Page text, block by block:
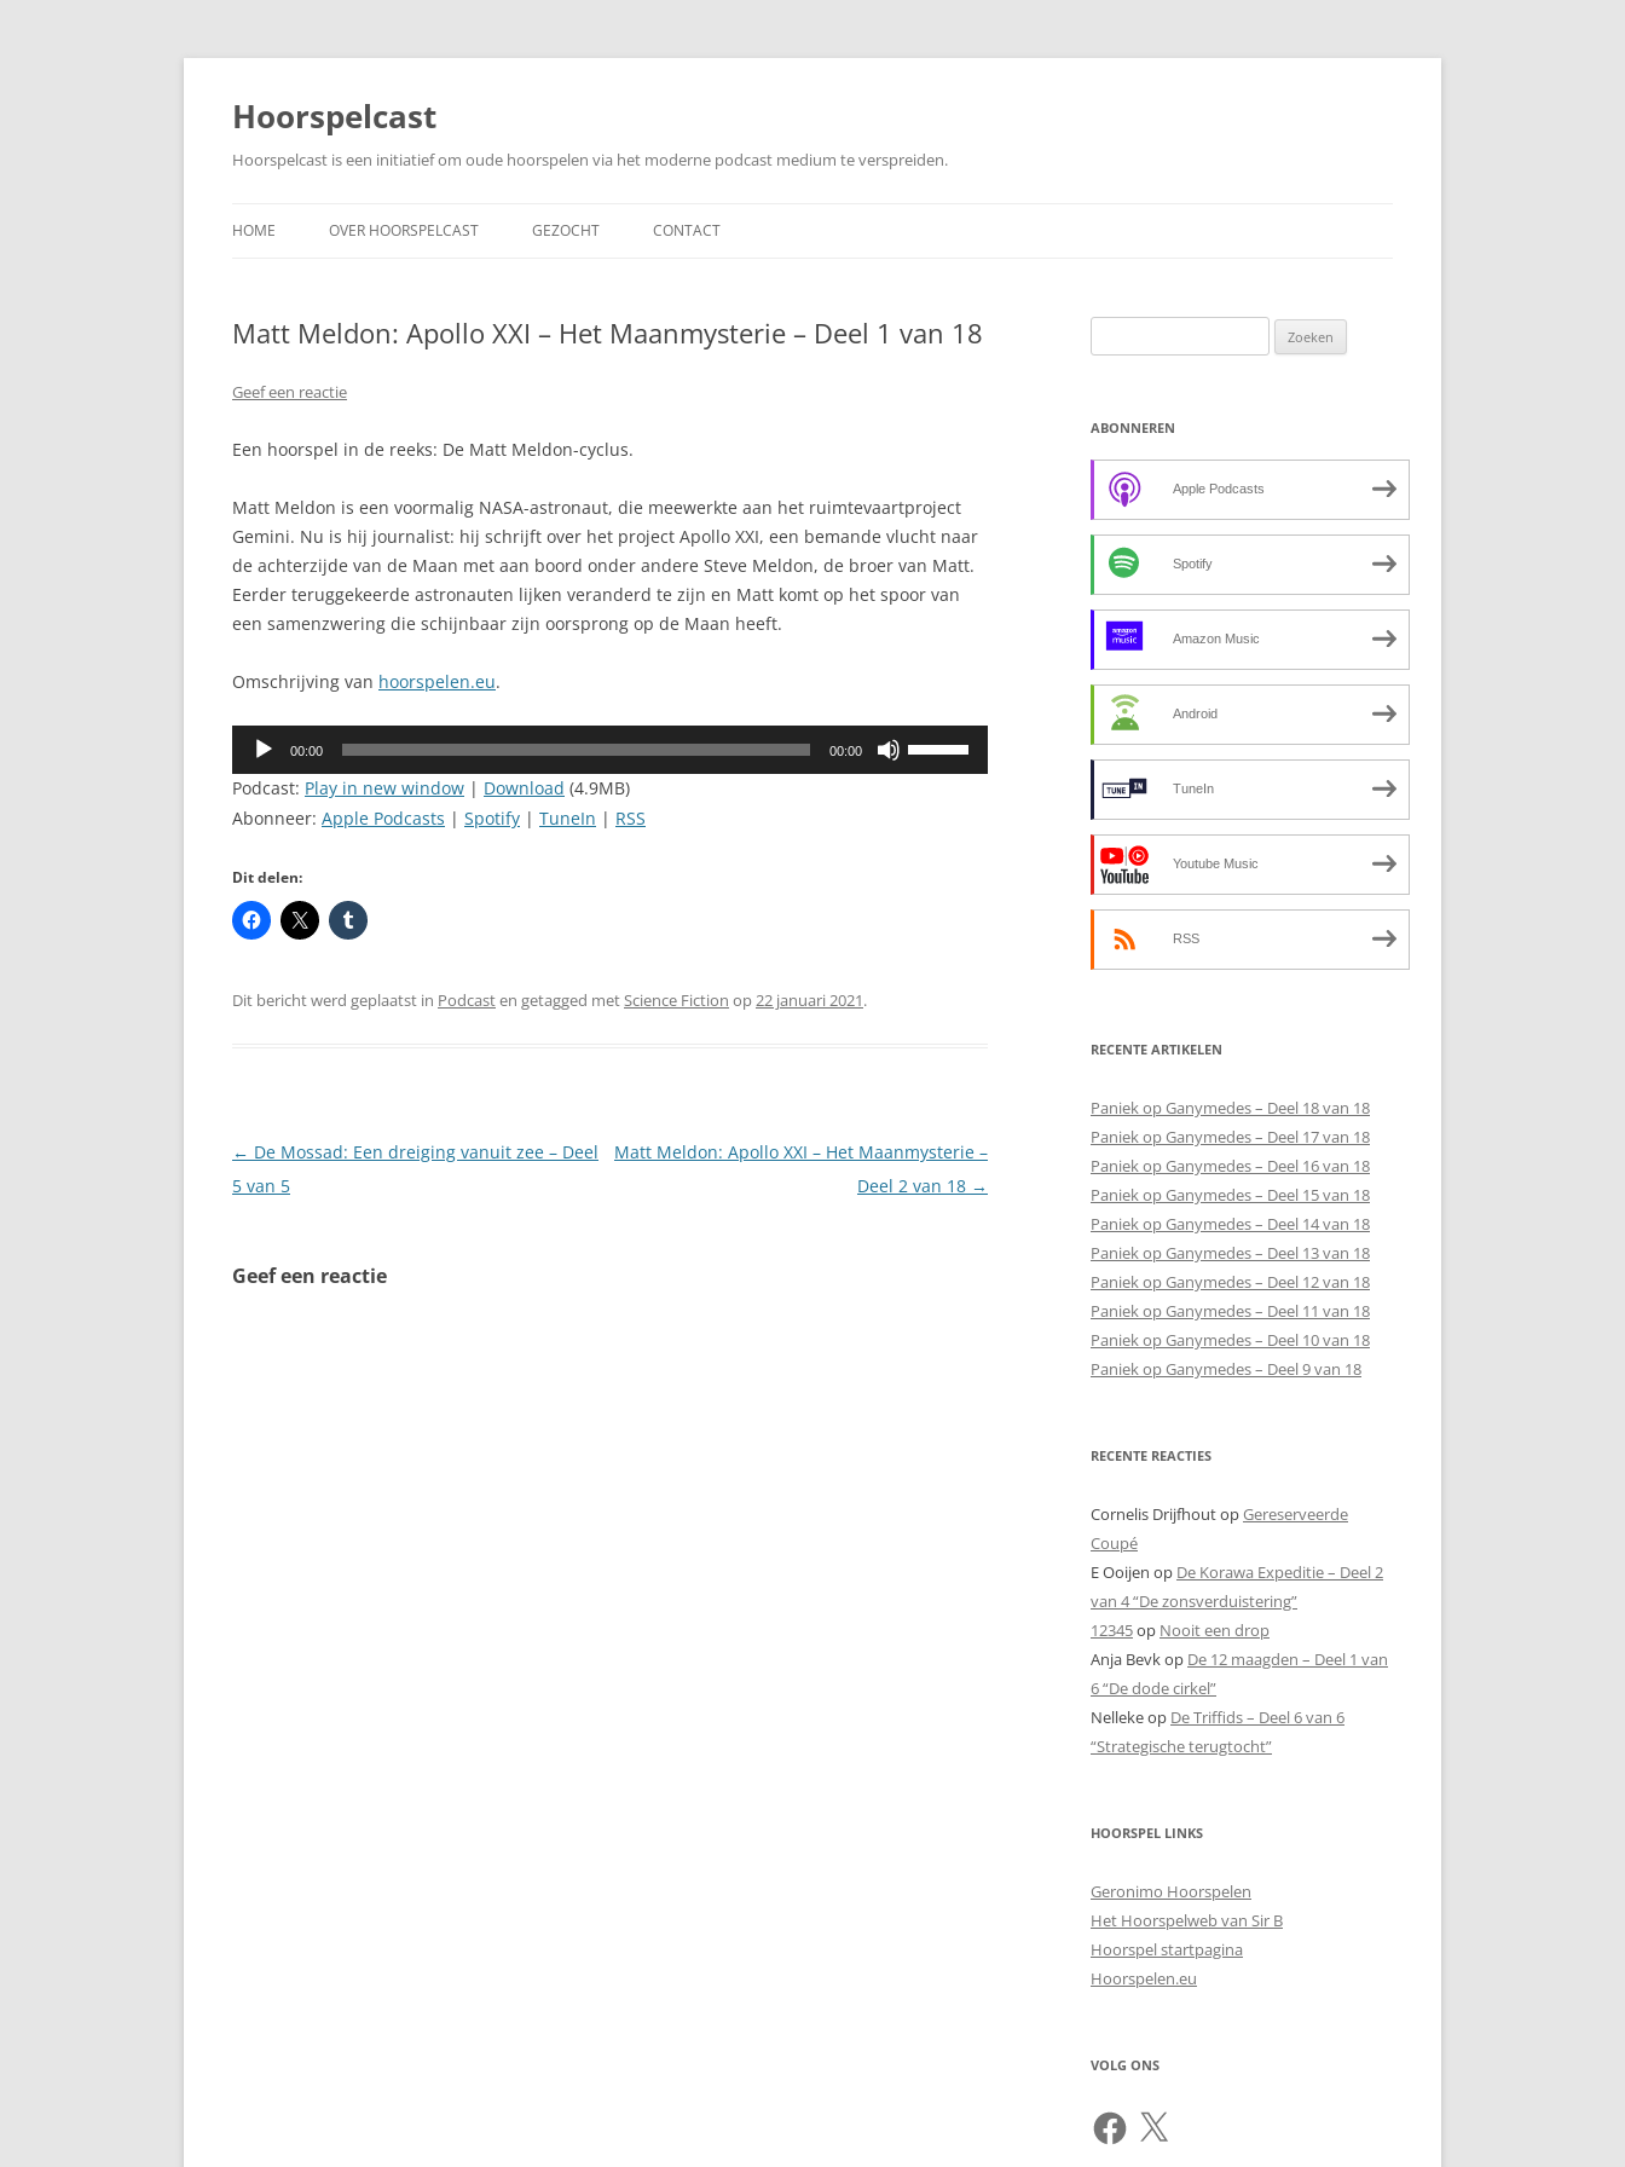
Ga
inhoud
Hoorspelcast
Hoorspelcast is een initiatief om oude hoorspelen via het moderne podcast medium te verspreiden.
HOME OVER HOORSPELCAST GEZOCHT CONTACT
Matt Meldon: Apollo XXI – Het Maanmysterie – Deel 1 van 18
Geef een reactie
Een hoorspel in de reeks: De Matt Meldon-cyclus.
Matt Meldon is een voormalig NASA-astronaut, die meewerkte aan het ruimtevaartproject
Gemini. Nu is hij journalist: hij schrijft over het project Apollo XXI, een bemande vlucht naar
de achterzijde van de Maan met aan boord onder andere Steve Meldon, de broer van Matt.
Eerder teruggekeerde astronauten lijken veranderd te zijn en Matt komt op het spoor van
een samenzwering die schijnbaar zijn oorsprong op de Maan heeft.
Omschrijving van hoorspelen.eu.
Audiospeler
00:00 00:00
Podcast: Play in new window | Download (4.9MB)
Abonneer: Apple Podcasts | Spotify | TuneIn | RSS
Dit delen:
Dit bericht werd geplaatst in Podcasten getagged metScience Fiction op22 januari 2021.
Berichtnavigatie
← De Mossad: Een dreiging vanuit zee – Deel
5 van 5
Matt Meldon: Apollo XXI – Het Maanmysterie –
Deel 2 van 18 →
Geef een reactie
naar:
ABONNEREN
Apple Podcasts
Spotify
Amazon Music
Android
TuneIn
Youtube Music
RSS
RECENTE ARTIKELEN
Paniek op Ganymedes – Deel 18 van 18
Paniek op Ganymedes – Deel 17 van 18
Paniek op Ganymedes – Deel 16 van 18
Paniek op Ganymedes – Deel 15 van 18
Paniek op Ganymedes – Deel 14 van 18
Paniek op Ganymedes – Deel 13 van 18
Paniek op Ganymedes – Deel 12 van 18
Paniek op Ganymedes – Deel 11 van 18
Paniek op Ganymedes – Deel 10 van 18
Paniek op Ganymedes – Deel 9 van 18
RECENTE REACTIES
Cornelis DrijfhoutopGereserveerde
Coupé
E Ooijen op De Korawa Expeditie – Deel 2
van 4 “De zonsverduistering”
12345op Nooit een drop
Anja Bevkop De 12 maagden – Deel 1 van
6 “De dode cirkel”
Nellekeop De Triffids – Deel 6 van 6
“Strategische terugtocht”
HOORSPEL LINKS
Geronimo Hoorspelen
Het Hoorspelweb van Sir B
Hoorspel startpagina
Hoorspelen.eu
VOLG ONS
Facebook
X